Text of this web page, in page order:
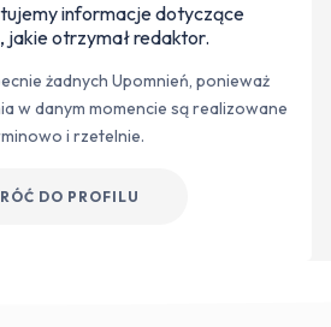
informacje dotyczące
jakie otrzymał redaktor.
żadnych Upomnień, ponieważ
w danym momencie są realizowane
i rzetelnie.
DO PROFILU